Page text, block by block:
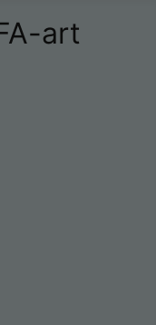
art